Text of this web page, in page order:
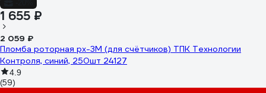
1 655 ₽
2 059 ₽
Пломба роторная рх-3М (для счётчиков) ТПК Технологии
Контроля, синий, 250шт 24127
4.9
(59)